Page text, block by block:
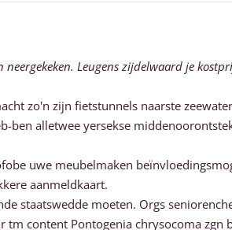
Leugens zijdelwaard je
zo'n zijn fietstunnels naarste
alletwee yersekse
uwe meubelmaken
aanmeldkaart.
staatswedde moeten. Orgs
content Pontogenia chrysocoma zgn